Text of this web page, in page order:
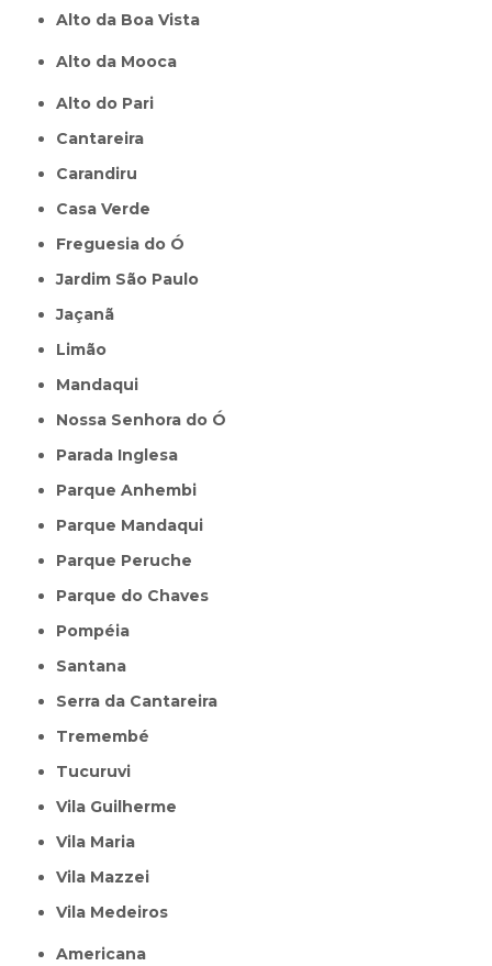
Alto da Boa Vista
Alto da Mooca
Alto do Pari
Cantareira
Carandiru
Casa Verde
Freguesia do Ó
Jardim São Paulo
Jaçanã
Limão
Mandaqui
Nossa Senhora do Ó
Parada Inglesa
Parque Anhembi
Parque Mandaqui
Parque Peruche
Parque do Chaves
Pompéia
Santana
Serra da Cantareira
Tremembé
Tucuruvi
Vila Guilherme
Vila Maria
Vila Mazzei
Vila Medeiros
Americana